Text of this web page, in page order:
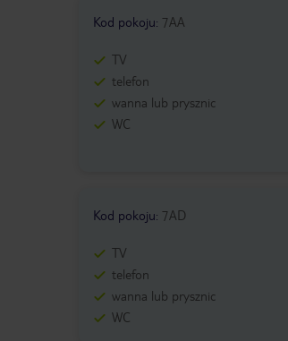
Kod pokoju: 7AA
TV
telefon
wanna lub prysznic
WC
Kod pokoju: 7AD
TV
telefon
wanna lub prysznic
WC